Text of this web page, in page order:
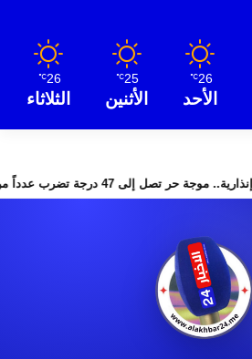
26
℃
الأحد
25
℃
الأثنين
26
℃
الثلاثاء
نشرة إنذارية.. موجة حر تصل إلى 47 درجة تضرب عدداً من أقاليم المغرب